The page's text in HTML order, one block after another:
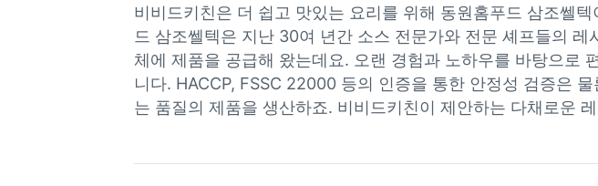
비비드키친은 더 쉽고 맛있는 요리를 위해 동원홈푸드 삼조쎌
드 삼조쎌텍은 지난 30여 년간 소스 전문가와 전문 셰프들의
체에 제품을 공급해 왔는데요. 오랜 경험과 노하우를 바탕으로
니다. HACCP, FSSC 22000 등의 인증을 통한 안정성 검증은
는 품질의 제품을 생산하죠. 비비드키친이 제안하는 다채로운